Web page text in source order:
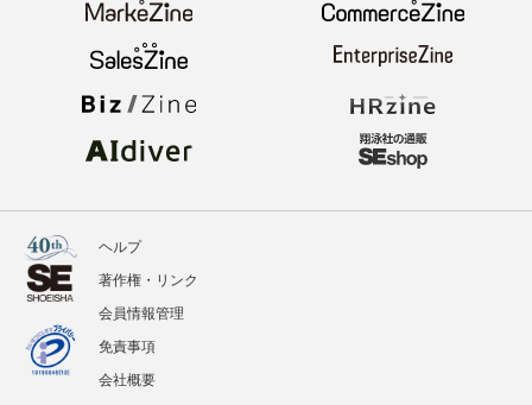
ヘルプ
著作権・リンク
会員情報管理
免責事項
会社概要